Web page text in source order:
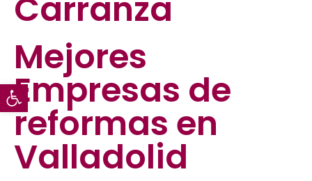
Abrir barra de herramientas
Carranza
Mejores
Empresas de
reformas en
Valladolid